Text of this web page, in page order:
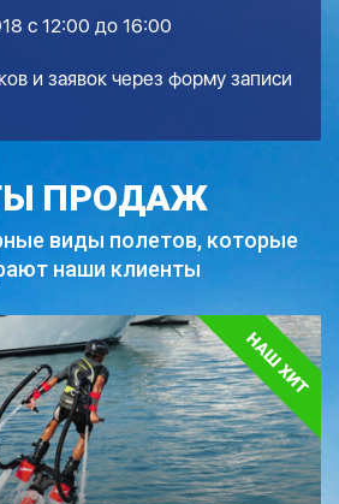
с 12:00 до 16:00
и заявок через форму записи
ПРОДАЖ
виды полетов, которые
наши клиенты